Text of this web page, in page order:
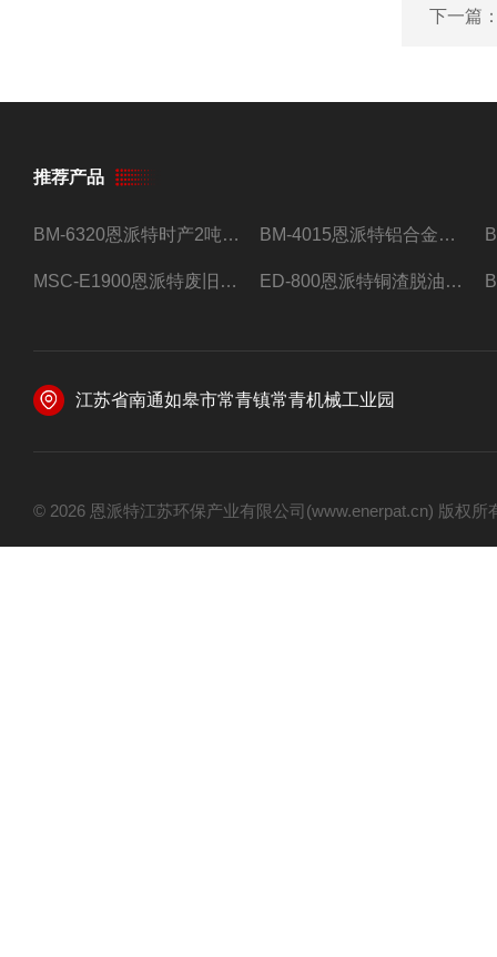
下一篇
推荐产品
BM-6320恩派特时产2吨合金钢屑压饼机 BM-4015恩派特铝合金屑压饼机 脱油效果好
MSC-E1900恩派特废旧锂电池极片破碎处理设备 ED-800恩派特铜渣脱油机废铜屑铝屑甩油机
江苏省南通如皋市常青镇常青机械工业园
© 2026 恩派特江苏环保产业有限公司(www.enerpat.cn) 版权